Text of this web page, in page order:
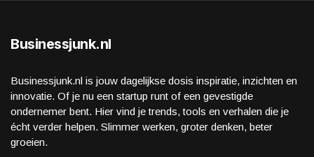
Businessjunk.nl
Businessjunk.nl is jouw dagelijkse dosis inspiratie, inzichten en
innovatie. Of je nu een startup runt of een gevestigde
ondernemer bent. Hier vind je trends, tools en verhalen die je
écht verder helpen. Slimmer werken, groter denken, beter
groeien.